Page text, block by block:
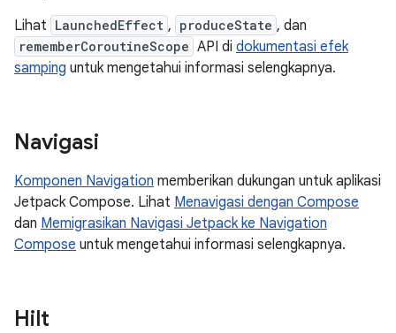
Lihat LaunchedEffect , produceState , dan
rememberCoroutineScope API di dokumentasi efek
samping untuk mengetahui informasi selengkapnya.
Navigasi
Komponen Navigation memberikan dukungan untuk aplikasi
Jetpack Compose. Lihat Menavigasi dengan Compose
dan Memigrasikan Navigasi Jetpack ke Navigation
Compose untuk mengetahui informasi selengkapnya.
Hilt